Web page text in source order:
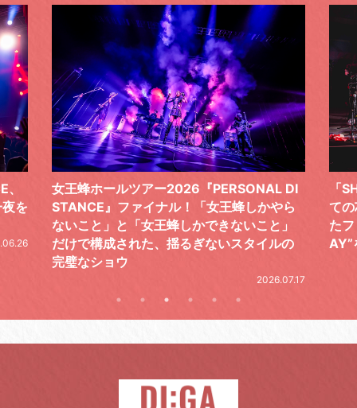
ら
の
「SHISHAMOでした!!!」ロックバンドとし
ての芯を貫き通し、笑顔と感謝で泳ぎ切っ
たファイナルライブ、DAY2“GOODBYE D
AY”をレポート
気
レ